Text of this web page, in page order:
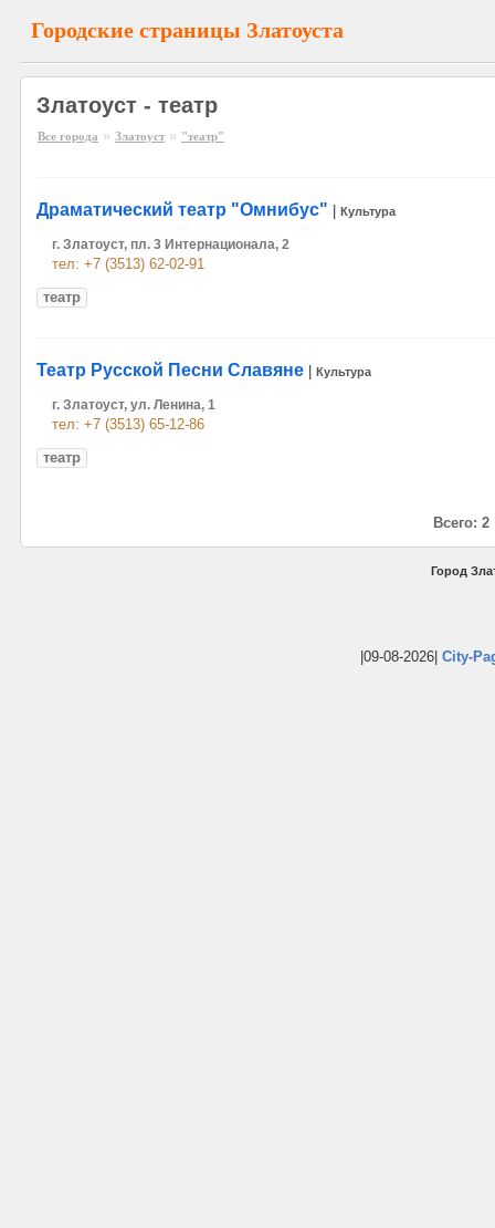
Городские страницы Златоуста
Златоуст - театр
Все города » Златоуст » "театр"
Драматический театр "Омнибус" Культура
г. Златоуст, пл. 3 Интернационала, 2
тел: +7 (3513) 62-02-91
театр
Театр Русской Песни Славяне Культура
г. Златоуст, ул. Ленина, 1
тел: +7 (3513) 65-12-86
театр
Всего: 2
Город
|09-08-2026| City-